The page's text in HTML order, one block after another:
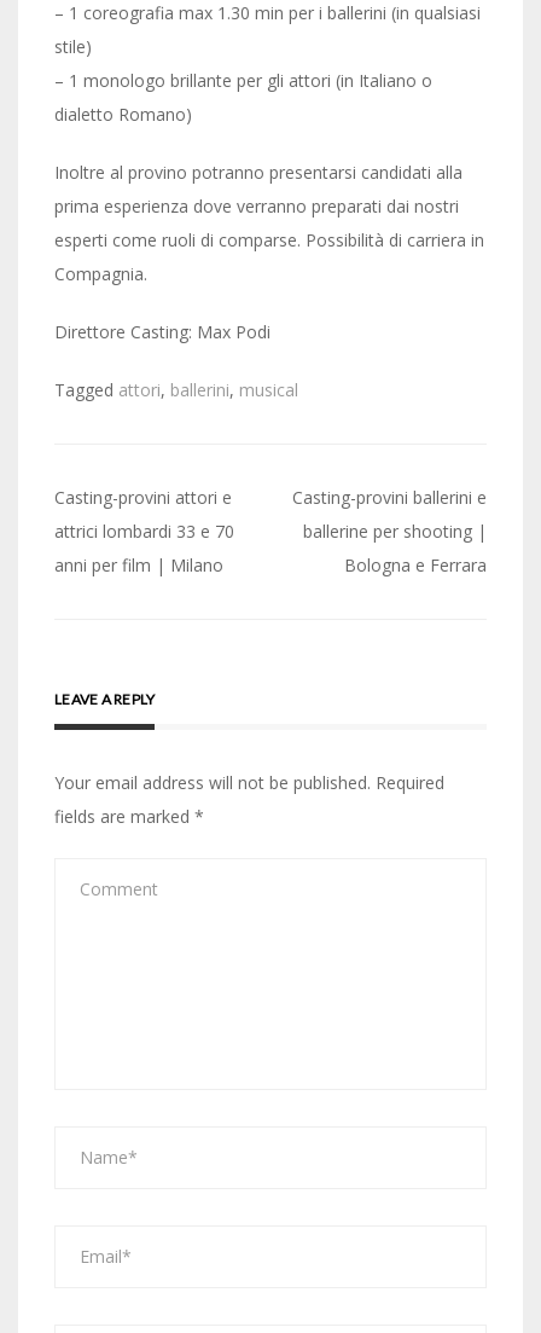
– 1 coreografia max 1.30 min per i ballerini (in qualsiasi
stile)
– 1 monologo brillante per gli attori (in Italiano o
dialetto Romano)
Inoltre al provino potranno presentarsi candidati alla
prima esperienza dove verranno preparati dai nostri
esperti come ruoli di comparse. Possibilità di carriera in
Compagnia.
Direttore Casting: Max Podi
Tagged attori, ballerini, musical
Post
navigation
Casting-provini attori e
attrici lombardi 33 e 70
anni per film | Milano
Casting-provini ballerini e
ballerine per shooting |
Bologna e Ferrara
LEAVE A REPLY
Your email address will not be published. Required
fields are marked *